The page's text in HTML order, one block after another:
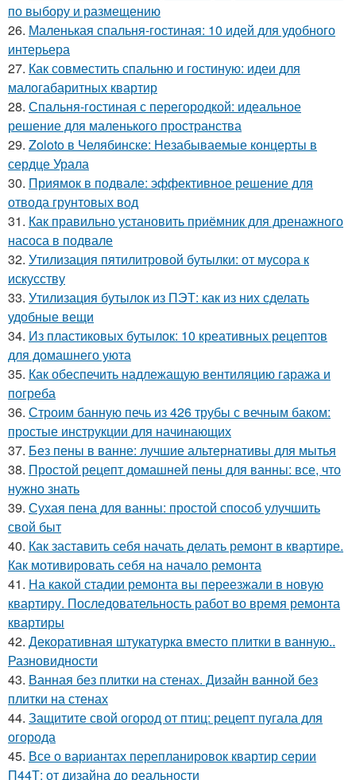
по выбору и размещению
26. Маленькая спальня-гостиная: 10 идей для удобного
интерьера
27. Как совместить спальню и гостиную: идеи для
малогабаритных квартир
28. Спальня-гостиная с перегородкой: идеальное
решение для маленького пространства
29. Zoloto в Челябинске: Незабываемые концерты в
сердце Урала
30. Приямок в подвале: эффективное решение для
отвода грунтовых вод
31. Как правильно установить приёмник для дренажного
насоса в подвале
32. Утилизация пятилитровой бутылки: от мусора к
искусству
33. Утилизация бутылок из ПЭТ: как из них сделать
удобные вещи
34. Из пластиковых бутылок: 10 креативных рецептов
для домашнего уюта
35. Как обеспечить надлежащую вентиляцию гаража и
погреба
36. Строим банную печь из 426 трубы с вечным баком:
простые инструкции для начинающих
37. Без пены в ванне: лучшие альтернативы для мытья
38. Простой рецепт домашней пены для ванны: все, что
нужно знать
39. Сухая пена для ванны: простой способ улучшить
свой быт
40. Как заставить себя начать делать ремонт в квартире.
Как мотивировать себя на начало ремонта
41. На какой стадии ремонта вы переезжали в новую
квартиру. Последовательность работ во время ремонта
квартиры
42. Декоративная штукатурка вместо плитки в ванную..
Разновидности
43. Ванная без плитки на стенах. Дизайн ванной без
плитки на стенах
44. Защитите свой огород от птиц: рецепт пугала для
огорода
45. Все о вариантах перепланировок квартир серии
П44Т: от дизайна до реальности